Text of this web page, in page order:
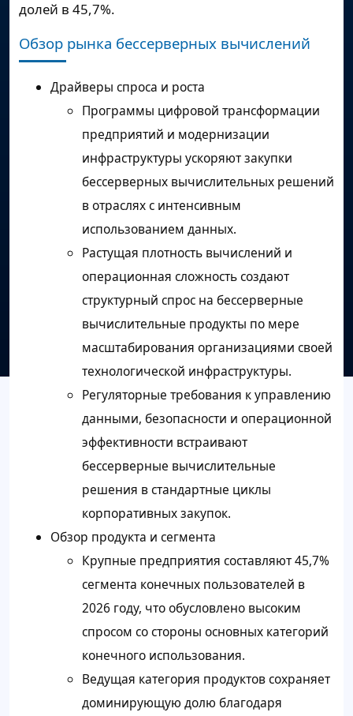
долей в 45,7%.
Обзор рынка бессерверных вычислений
Драйверы спроса и роста
Программы цифровой трансформации
предприятий и модернизации
инфраструктуры ускоряют закупки
бессерверных вычислительных решений
в отраслях с интенсивным
использованием данных.
Растущая плотность вычислений и
операционная сложность создают
структурный спрос на бессерверные
вычислительные продукты по мере
масштабирования организациями своей
технологической инфраструктуры.
Регуляторные требования к управлению
данными, безопасности и операционной
эффективности встраивают
бессерверные вычислительные
решения в стандартные циклы
корпоративных закупок.
Обзор продукта и сегмента
Крупные предприятия составляют 45,7%
сегмента конечных пользователей в
2026 году, что обусловлено высоким
спросом со стороны основных категорий
конечного использования.
Ведущая категория продуктов сохраняет
доминирующую долю благодаря